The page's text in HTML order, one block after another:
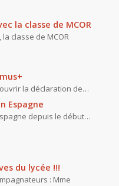
la classe de MCOR
classe de MCOR
la déclaration de…
Espagne
depuis le début…
du lycée !!!
: Mme